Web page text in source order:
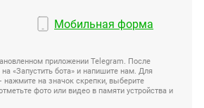
Мобильная форма
приложении Telegram. После
«Запустить бота» и напишите нам. Для
нажмите на значок скрепки, выберите
фото или видео в памяти устройства и